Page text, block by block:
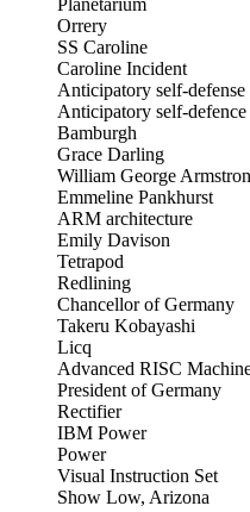
Planetarium
Orrery
SS Caroline
Caroline Incident
Anticipatory self-defense
Anticipatory self-defence
Bamburgh
Grace Darling
William George
Emmeline Pankhurst
ARM architecture
Emily Davison
Tetrapod
Redlining
Chancellor of Germany
Takeru Kobayashi
Licq
Advanced RISC
President of Germany
Rectifier
IBM Power
Power
Visual Instruction Set
Show Low, Arizona